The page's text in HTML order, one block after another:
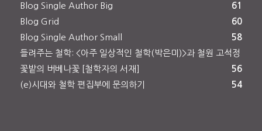
Blog Single Author Big
61
Blog Grid
60
Blog Single Author Small
58
들려주는 철학: <아주 일상적인 철학(박은미)>과 철원 고석정
꽃밭의 버베나꽃 [철학자의 서재]
56
(e)시대와 철학 편집부에 문의하기
54